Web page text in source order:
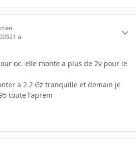
21 a
oc. elle monte a plus de 2v pour le
a 2.2 Gz tranquille et demain je
toute l'aprem